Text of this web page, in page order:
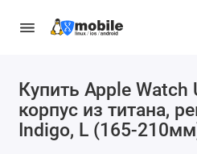
Купить Apple
корпус из титана,
Indigo, L (165-